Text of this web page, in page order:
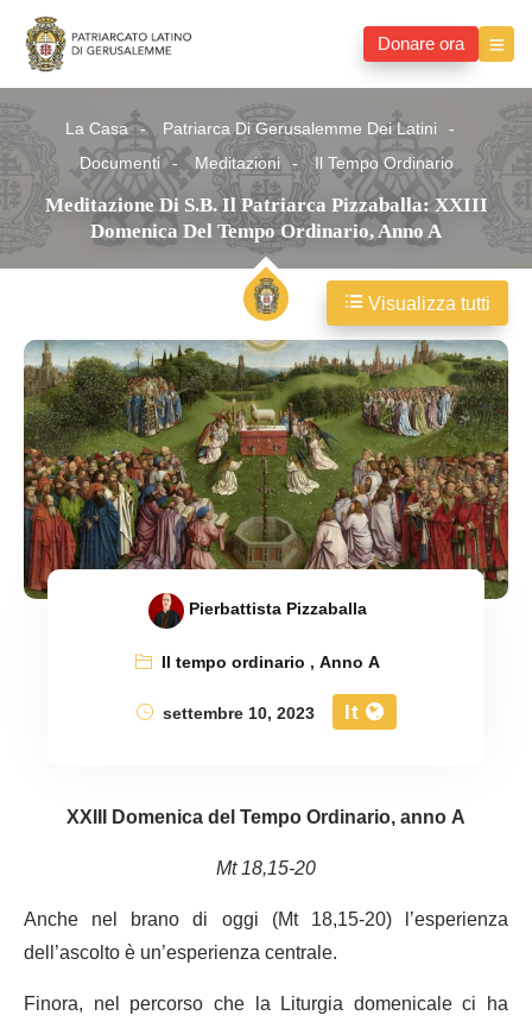
Donare ora
La Casa
Patriarca Di Gerusalemme Dei Latini
Documenti
Meditazioni Il Tempo Ordinario
Meditazione Di S.B. Il Patriarca Pizzaballa: XXIII
Domenica Del Tempo Ordinario, Anno A
Pierbattista Pizzaballa
Il tempo ordinario ,Anno A
settembre 10, 2023
It
XXIII Domenica del Tempo Ordinario, anno A
Mt 18,15-20
Anche nel brano di oggi (Mt 18,15-20) l’esperienza
dell’ascolto è un’esperienza centrale.
Finora, nel percorso che la Liturgia domenicale ci ha
Visualizza tutti